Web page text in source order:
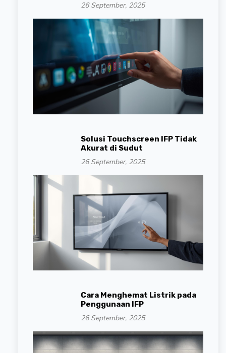
26 September, 2025
Solusi Touchscreen IFP Tidak
Akurat di Sudut
26 September, 2025
Cara Menghemat Listrik pada
Penggunaan IFP
26 September, 2025